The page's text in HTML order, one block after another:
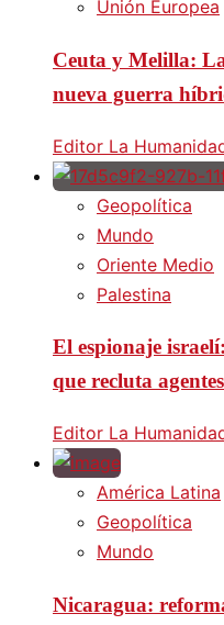
Unión Europea
Ceuta y Melilla:
nueva guerra
Editor La
Geopolítica
Mundo
Oriente Medio
Palestina
El espionaje
que recluta
Editor La
América Latina
Geopolítica
Mundo
Nicaragua: